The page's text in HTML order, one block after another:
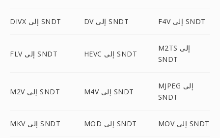
DIVX إلى SNDT DV إلى SNDT F4V إلى SNDT
FLV إلى SNDT HEVC إلى SNDT
M2TS إلى
SNDT
M2V إلى SNDT M4V إلى SNDT
MJPEG إلى
SNDT
MKV إلى SNDT MOD إلى SNDT MOV إلى SNDT